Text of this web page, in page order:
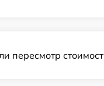
пересмотр